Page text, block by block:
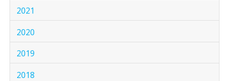
2021
2020
2019
2018